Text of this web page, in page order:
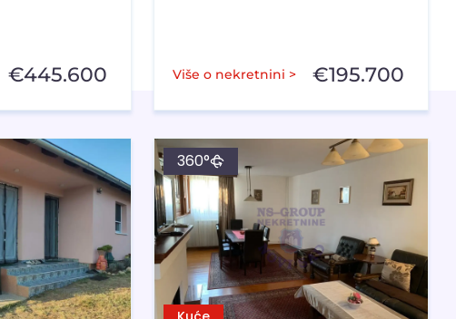
€445.600 Više o nekretnini > €195.700
360°